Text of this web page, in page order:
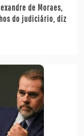
de Moraes,
do judiciário, diz